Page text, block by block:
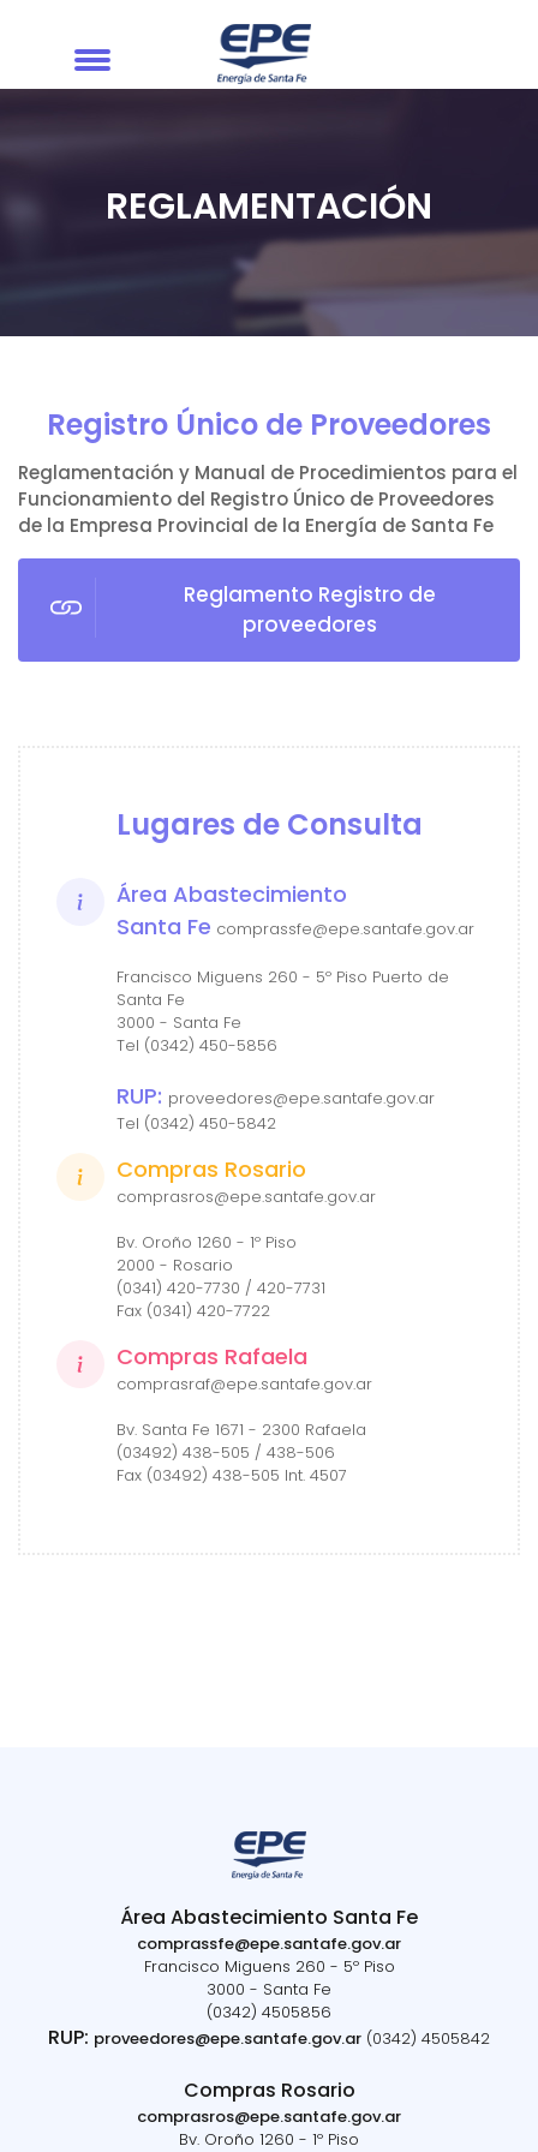
REGLAMENTACIÓN
Registro Único de Proveedores
Reglamentación y Manual de Procedimientos para el
Funcionamiento del Registro Único de Proveedores
de la Empresa Provincial de la Energía de Santa Fe
Reglamento Registro de
proveedores
Lugares de Consulta
Área Abastecimiento
Santa Fe comprassfe@epe.santafe.gov.ar
Francisco Miguens 260 - 5º Piso Puerto de
Santa Fe
3000 - Santa Fe
Tel (0342) 450-5856
RUP: proveedores@epe.santafe.gov.ar
Tel (0342) 450-5842
Compras Rosario
comprasros@epe.santafe.gov.ar
Bv. Oroño 1260 - 1º Piso
2000 - Rosario
(0341) 420-7730 / 420-7731
Fax (0341) 420-7722
Compras Rafaela
comprasraf@epe.santafe.gov.ar
Bv. Santa Fe 1671 - 2300 Rafaela
(03492) 438-505 / 438-506
Fax (03492) 438-505 Int. 4507
Área Abastecimiento Santa Fe
comprassfe@epe.santafe.gov.ar
Francisco Miguens 260 - 5º Piso
3000 - Santa Fe
(0342) 4505856
RUP: proveedores@epe.santafe.gov.ar (0342) 4505842
Compras Rosario
comprasros@epe.santafe.gov.ar
Bv. Oroño 1260 - 1º Piso